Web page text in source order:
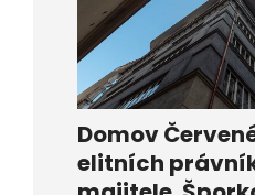
Domov
elitních